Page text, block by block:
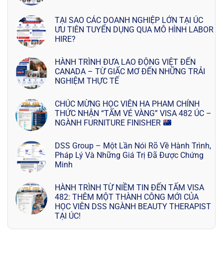
TẠI SAO CÁC DOANH NGHIỆP LỚN TẠI ÚC
ƯU TIÊN TUYỂN DỤNG QUA MÔ HÌNH LABOR
HIRE?
HÀNH TRÌNH ĐƯA LAO ĐỘNG VIỆT ĐẾN
CANADA – TỪ GIẤC MƠ ĐẾN NHỮNG TRẢI
NGHIỆM THỰC TẾ
CHÚC MỪNG HỌC VIÊN HA PHAM CHÍNH
THỨC NHẬN “TẤM VÉ VÀNG” VISA 482 ÚC –
NGÀNH FURNITURE FINISHER
DSS Group – Một Lần Nói Rõ Về Hành Trình,
Pháp Lý Và Những Giá Trị Đã Được Chứng
Minh
HÀNH TRÌNH TỪ NIỀM TIN ĐẾN TẤM VISA
482: THÊM MỘT THÀNH CÔNG MỚI CỦA
HỌC VIÊN DSS NGÀNH BEAUTY THERAPIST
TẠI ÚC!